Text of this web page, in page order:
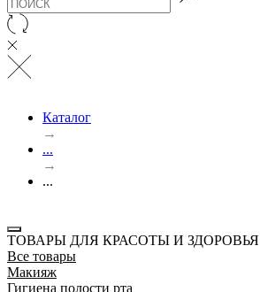
Каталог
→
...
→
...
ТОВАРЫ ДЛЯ КРАСОТЫ И ЗДОРОВЬЯ
Все товары
Макияж
Гигиена полости рта